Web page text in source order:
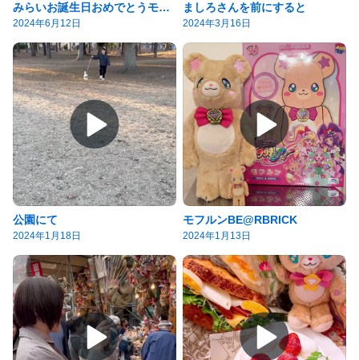
みらいお誕生日おめでとうモフʕ•ᴥ•ʔ
2024年6月12日
ましろさんを前にすると
2024年3月16日
公園にて
2024年1月18日
モフルンBE@RBRICK
2024年1月13日